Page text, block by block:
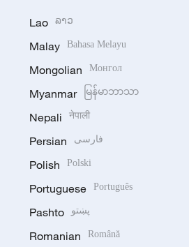
Lao ລາວ
Malay Bahasa Melayu
Mongolian Монгол
Myanmar မြန်မာဘာသာ
Nepali नेपाली
Persian فارسی
Polish Polski
Portuguese Português
Pashto پښتو
Romanian Română